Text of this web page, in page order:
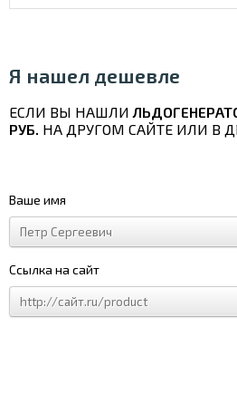
Я нашел дешевле
ЕСЛИ ВЫ НАШЛИ
РУБ. НА ДРУГОМ САЙТЕ ИЛИ В
Ваше имя
Ссылка на сайт